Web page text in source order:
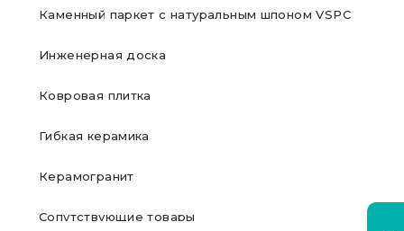
Каменный паркет с натуральным шпоном VSPC
Инженерная доска
Ковровая плитка
Гибкая керамика
Керамогранит
Сопутствующие товары